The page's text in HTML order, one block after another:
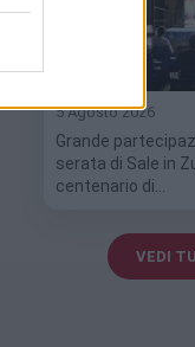
5 Agosto 2026
Grande
serata di Sale in
centenario di…
VEDI